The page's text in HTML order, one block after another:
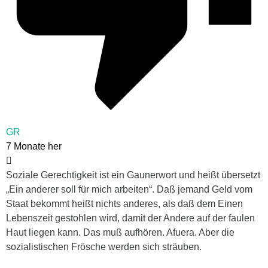
GR
7 Monate her
Soziale Gerechtigkeit ist ein Gaunerwort und heißt übersetzt
„Ein anderer soll für mich arbeiten“. Daß jemand Geld vom
Staat bekommt heißt nichts anderes, als daß dem Einen
Lebenszeit gestohlen wird, damit der Andere auf der faulen
Haut liegen kann. Das muß aufhören. Afuera. Aber die
sozialistischen Frösche werden sich sträuben.